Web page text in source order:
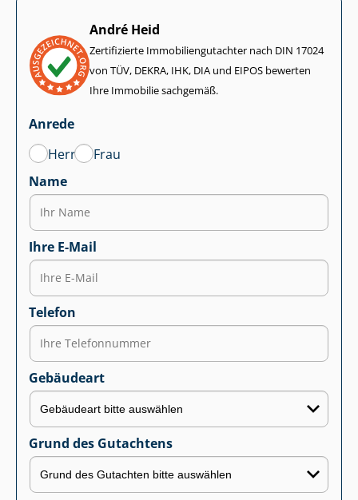
André Heid
Zertifizierte Im­mo­bi­li­en­gut­ach­ter nach DIN 17024
von TÜV, DEKRA, IHK, DIA und EIPOS bewerten
Ihre Immobilie sachgemäß.
Anrede
Herr
Frau
Name
Ihre E-Mail
Telefon
Gebäudeart
Grund des Gutachtens